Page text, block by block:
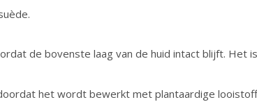
de bovenste laag van de huid intact blijft. Het
het wordt bewerkt met plantaardige